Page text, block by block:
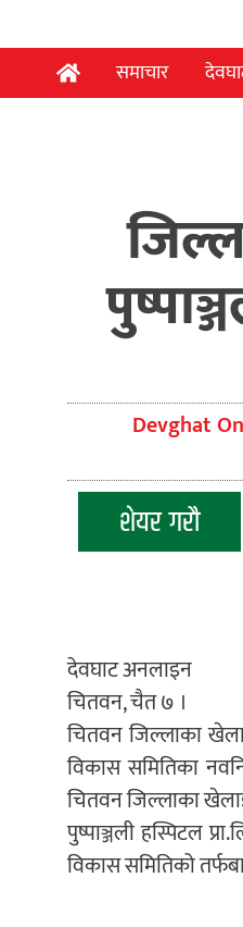
समाचार
Devghat
शेयर गरौ
देवघाट अनलाइन
चितवन, चैत ७ ।
चितवन जिल्लाका
विकास समितिका
चितवन जिल्लाका
पुष्पाञ्जली हस्पिटल
विकास समितिको